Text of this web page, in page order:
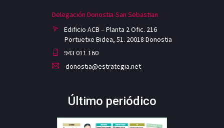
Delegación Donostia-San Sebastian
Edificio ACB – Planta 2 Ofic. 216
Portuetxe Bidea, 51. 20018 Donostia
943 011 160
donostia@estrategia.net
Último periódico